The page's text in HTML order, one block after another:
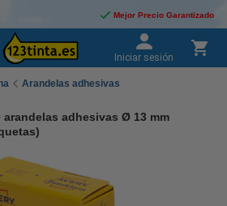
Mejor Precio Garantizado
Iniciar sesión
Arandelas adhesivas
arandelas adhesivas Ø 13 mm